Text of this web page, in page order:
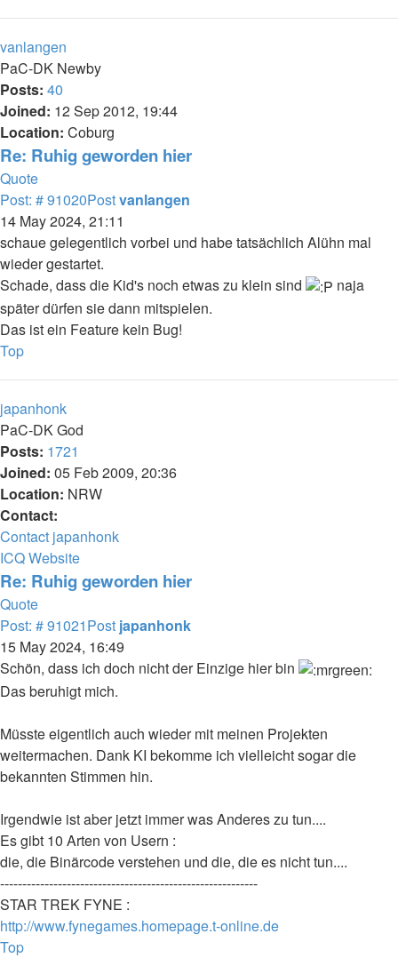
vanlangen
PaC-DK Newby
Posts: 40
Joined: 12 Sep 2012, 19:44
Location: Coburg
Re: Ruhig geworden hier
Quote
Post: # 91020Postvanlangen
14 May 2024, 21:11
schaue gelegentlich vorbei und habe tatsächlich Alühn mal
wieder gestartet.
Schade, dass die Kid's noch etwas zu klein sind
naja
später dürfen sie dann mitspielen.
Das ist ein Feature kein Bug!
Top
japanhonk
PaC-DK God
Posts: 1721
Joined: 05 Feb 2009, 20:36
Location: NRW
Contact:
Contact japanhonk
ICQWebsite
Re: Ruhig geworden hier
Quote
Post: # 91021Post japanhonk
15 May 2024, 16:49
Schön, dass ich doch nicht der Einzige hier bin
Das beruhigt mich.
Müsste eigentlich auch wieder mit meinen Projekten
weitermachen. Dank KI bekomme ich vielleicht sogar die
bekannten Stimmen hin.
Irgendwie ist aber jetzt immer was Anderes zu tun....
Es gibt 10 Arten von Usern :
die, die Binärcode verstehen und die, die es nicht tun....
----------------------------------------------------------
STAR TREK FYNE :
http://www.fynegames.homepage.t-online.de
Top